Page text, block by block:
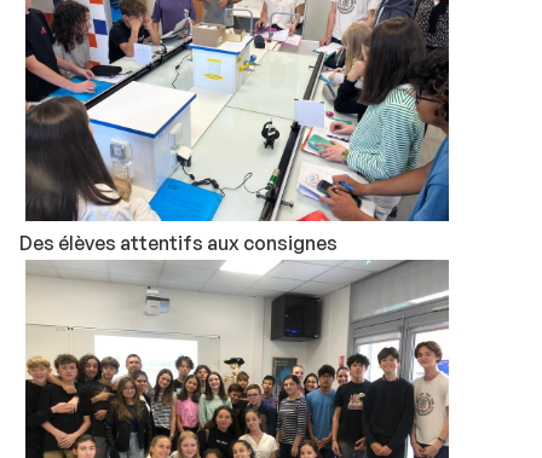
Des élèves attentifs aux consignes